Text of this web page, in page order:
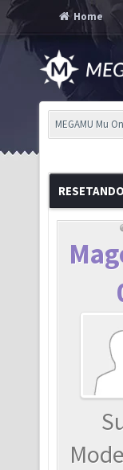
Home
MEGAMU Mu